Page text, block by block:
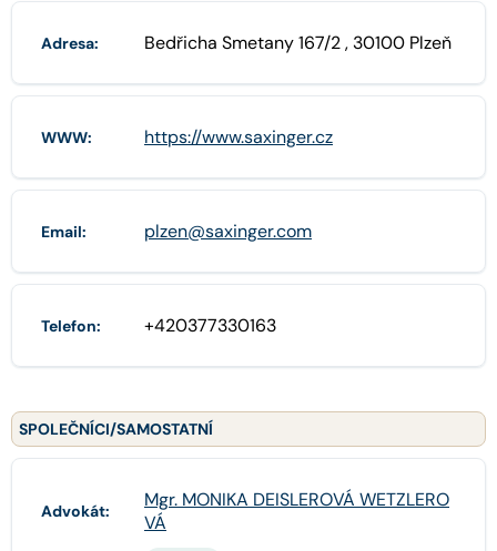
Adresa: Bedřicha Smetany 167/2 , 30100 Plzeň
WWW: https://www.saxinger.cz
Email: plzen@saxinger.com
Telefon: +420377330163
SPOLEČNÍCI/SAMOSTATNÍ
Advokát:
Mgr. MONIKA DEISLEROVÁ WETZLERO
VÁ